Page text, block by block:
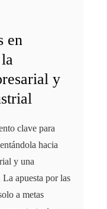
en
y
clave para
hacia
y una
apuesta por las
a metas